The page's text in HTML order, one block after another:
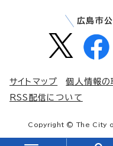
広島市
サイトマップ 個人情報の
RSS配信について
Copyright © The City